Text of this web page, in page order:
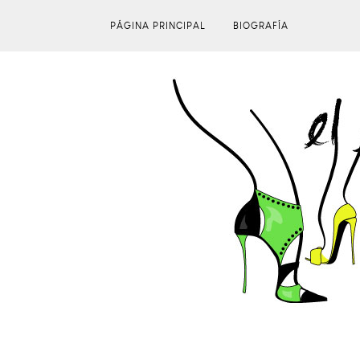
PÁGINA PRINCIPAL BIOGRAFÍA